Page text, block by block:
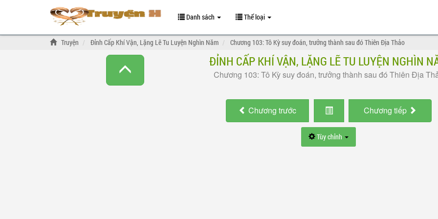
Danh sách Thể loại
Truyện Đỉnh Cấp Khí Vận, Lặng Lẽ Tu Luyện Nghìn Năm Chương 103: Tô Kỳ suy đoán, trưởng thành sau đó Thiên Địa Thảo
ĐỈNH CẤP KHÍ VẬN, LẶNG LẼ TU LUYỆN NGHÌN
Chương 103: Tô Kỳ suy đoán, trưởng thành sau đó Thiên Địa
Chương trước Chương tiếp
Tùy chỉnh